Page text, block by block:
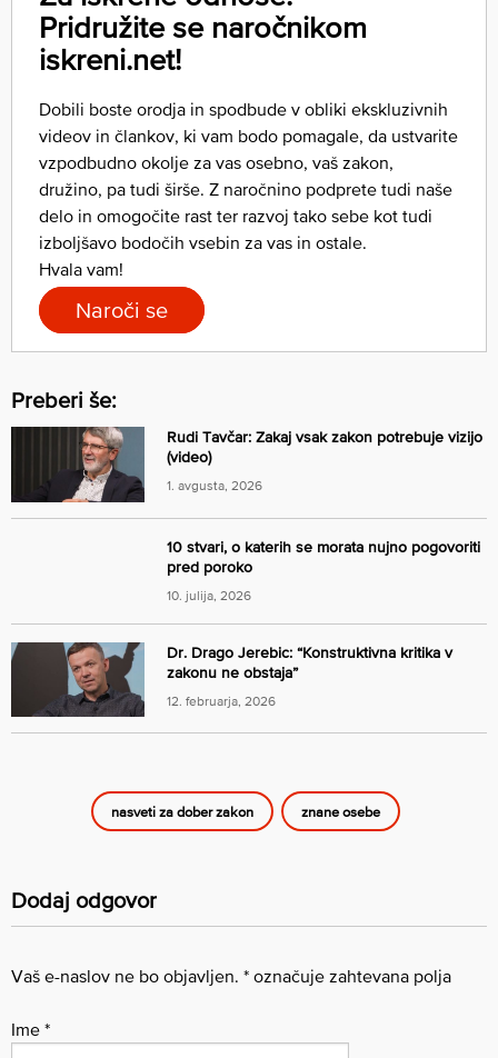
Pridružite se naročnikom
iskreni.net!
Dobili boste orodja in spodbude v obliki ekskluzivnih
videov in člankov, ki vam bodo pomagale, da ustvarite
vzpodbudno okolje za vas osebno, vaš zakon,
družino, pa tudi širše. Z naročnino podprete tudi naše
delo in omogočite rast ter razvoj tako sebe kot tudi
izboljšavo bodočih vsebin za vas in ostale.
Hvala vam!
Naroči se
Preberi še:
Rudi Tavčar: Zakaj vsak zakon potrebuje vizijo
(video)
1. avgusta, 2026
10 stvari, o katerih se morata nujno pogovoriti
pred poroko
10. julija, 2026
Dr. Drago Jerebic: “Konstruktivna kritika v
zakonu ne obstaja”
12. februarja, 2026
nasveti za dober zakon znane osebe
Dodaj odgovor
Vaš e-naslov ne bo objavljen. * označuje zahtevana polja
Ime *